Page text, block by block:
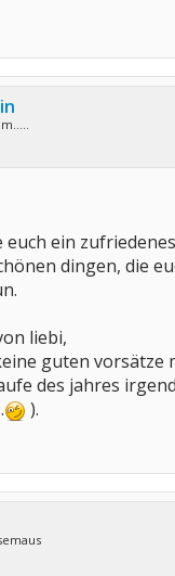
euch ein
dingen, die
liebi,
guten vorsätze
des jahres
).